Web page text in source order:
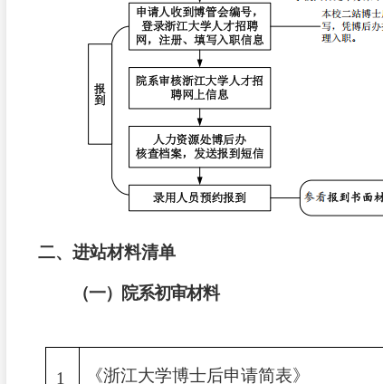
二、进站材料清单
（一）院系初审材料
1 《浙江大学博士后申请简表》